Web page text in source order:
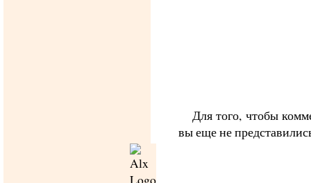
Для того, чтобы
вы еще не